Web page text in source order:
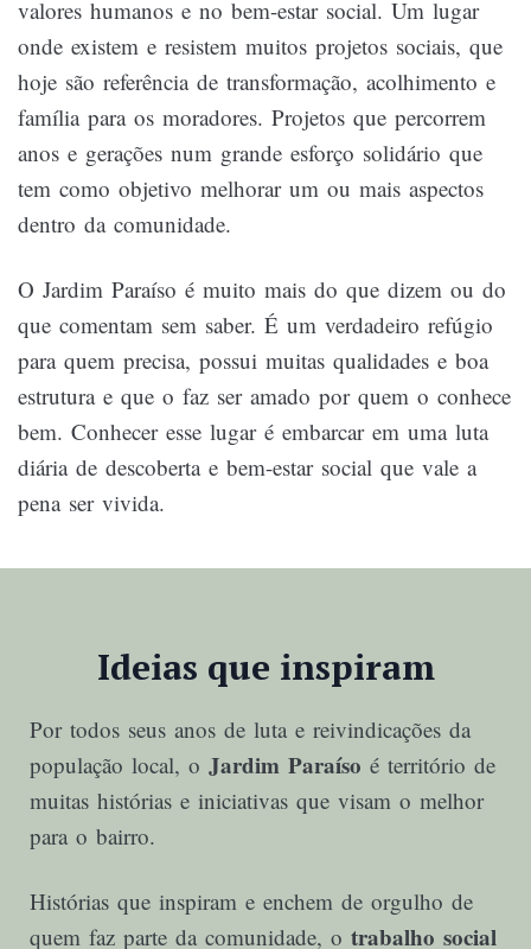
valores humanos e no bem-estar social. Um lugar
onde existem e resistem muitos projetos sociais, que
hoje são referência de transformação, acolhimento e
família para os moradores. Projetos que percorrem
anos e gerações num grande esforço solidário que
tem como objetivo melhorar um ou mais aspectos
dentro da comunidade.
O Jardim Paraíso é muito mais do que dizem ou do
que comentam sem saber. É um verdadeiro refúgio
para quem precisa, possui muitas qualidades e boa
estrutura e que o faz ser amado por quem o conhece
bem. Conhecer esse lugar é embarcar em uma luta
diária de descoberta e bem-estar social que vale a
pena ser vivida.
Ideias que inspiram
Por todos seus anos de luta e reivindicações da
população local, o Jardim Paraíso é território de
muitas histórias e iniciativas que visam o melhor
para o bairro.
Histórias que inspiram e enchem de orgulho de
quem faz parte da comunidade, o trabalho social